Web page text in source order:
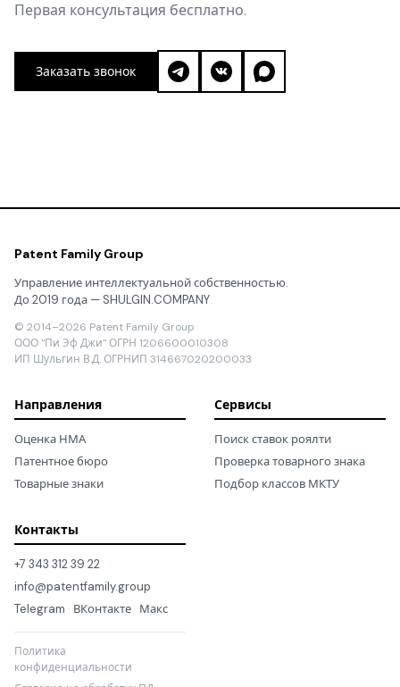
Первая консультация бесплатно.
Заказать звонок
Patent Family Group
Управление интеллектуальной собственностью.
До 2019 года — SHULGIN.COMPANY
© 2014–2026 Patent Family Group
ООО "Пи Эф Джи" ОГРН 1206600010308
ИП Шульгин В.Д. ОГРНИП 314667020200033
Направления
Оценка НМА
Патентное бюро
Товарные знаки
Сервисы
Поиск ставок роялти
Проверка товарного знака
Подбор классов МКТУ
Контакты
+7 343 312 39 22
info@patentfamily.group
Telegram · ВКонтакте · Макс
Политика
конфиденциальности